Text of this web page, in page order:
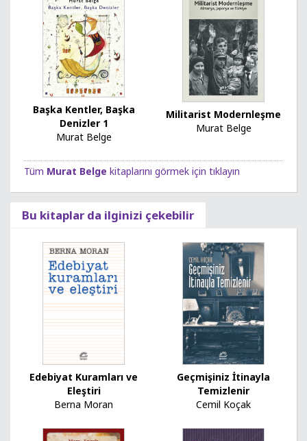
Başka Kentler, Başka
Denizler 1
Murat Belge
Militarist Modernleşme
Murat Belge
Tüm Murat Belge kitaplarını görmek için tıklayın
Bu kitaplar da ilginizi çekebilir
Edebiyat Kuramları ve
Eleştiri
Berna Moran
Geçmişiniz İtinayla
Temizlenir
Cemil Koçak